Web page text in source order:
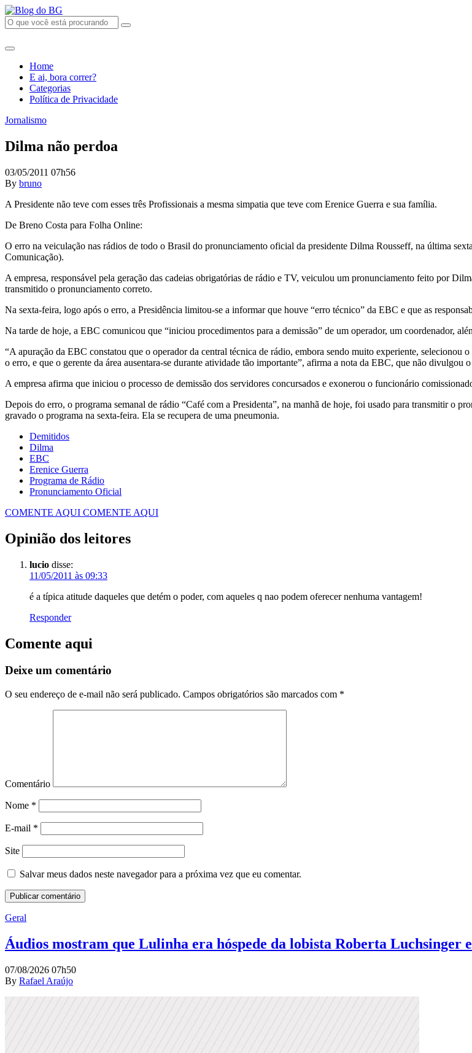
Home
E ai, bora correr?
Categorias
Política de Privacidade
Jornalismo
Dilma não perdoa
03/05/2011 07h56
By bruno
A Presidente não teve com esses três Profissionais a mesma simpatia que teve com Erenice Guerra e sua família.
De Breno Costa para Folha Online:
O erro na veiculação nas rádios de todo o Brasil do pronunciamento oficial da presidente Dilma Rousseff, na última
Comunicação).
A empresa, responsável pela geração das cadeias obrigatórias de rádio e TV, veiculou um pronunciamento feito por
transmitido o pronunciamento correto.
Na sexta-feira, logo após o erro, a Presidência limitou-se a informar que houve “erro técnico” da EBC e que as
Na tarde de hoje, a EBC comunicou que “iniciou procedimentos para a demissão” de um operador, um coordenador,
“A apuração da EBC constatou que o operador da central técnica de rádio, embora sendo muito experiente,
o erro, e que o gerente da área ausentara-se durante atividade tão importante”, afirma a nota da EBC, que não divulgou
A empresa afirma que iniciou o processo de demissão dos servidores concursados e exonerou o funcionário
Depois do erro, o programa semanal de rádio “Café com a Presidenta”, na manhã de hoje, foi usado para transmitir o
gravado o programa na sexta-feira. Ela se recupera de uma pneumonia.
Demitidos
Dilma
EBC
Erenice Guerra
Programa de Rádio
Pronunciamento Oficial
COMENTE AQUI COMENTE AQUI
Opinião dos leitores
lucio disse:
11/05/2011 às 09:33
é a típica atitude daqueles que detém o poder, com aqueles q nao podem oferecer nenhuma vantagem!
Responder
Comente aqui
Deixe um comentário
O seu endereço de e-mail não será publicado. Campos obrigatórios são marcados com *
Comentário
Nome *
E-mail *
Site
Salvar meus dados neste navegador para a próxima vez que eu comentar.
Geral
Áudios mostram que Lulinha era hóspede da lobista Roberta Luchsinger
07/08/2026 07h50
By Rafael Araújo